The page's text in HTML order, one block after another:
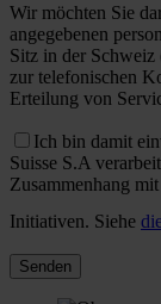
Wir möchten Sie
angegebenen
Sitz in der Schweiz
zur telefonischen
Erteilung von
Ich bin damit
Suisse S.A
Zusammenhang
Initiativen. Siehe
Senden